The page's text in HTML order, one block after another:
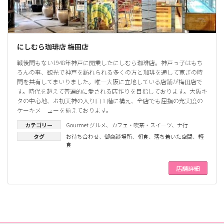
にしむら珈琲店 梅田店
戦後間もない1948年神戸に開業したにしむら珈琲店。神戸っ子はもち
ろんの事、観光で神戸を訪れられる多くの方と珈琲を通して寛ぎの時
間を共有してまいりました。唯一大阪に立地している店舗が梅田店で
す。時代を超えて普遍的に愛される店作りを目指しております。大阪キ
タの中心地、お初天神の入り口１階に構え、全店でも屈指の充実度の
ケーキメニューを揃えております。
カテゴリー Gourmet グルメ、 カフェ・喫茶・スイーツ、 ナ行
タグ
お待ち合わせ、 御商談場所、 朝食、 落ち着いた空間、 軽
食
店舗詳細